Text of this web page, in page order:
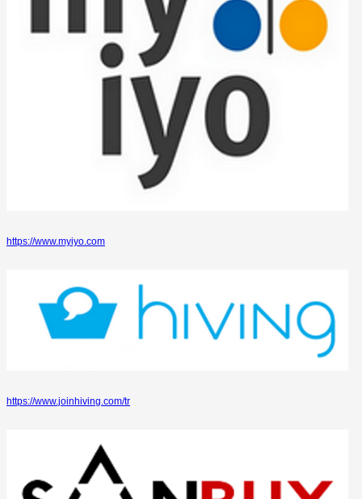
https://www.myiyo.com
https://www.joinhiving.com/tr